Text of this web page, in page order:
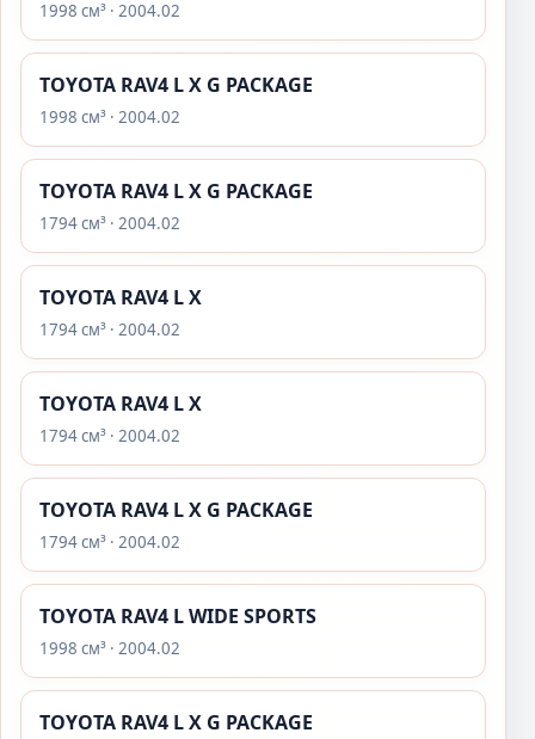
1998 см³ · 2004.02
TOYOTA RAV4 L X G PACKAGE
1998 см³ · 2004.02
TOYOTA RAV4 L X G PACKAGE
1794 см³ · 2004.02
TOYOTA RAV4 L X
1794 см³ · 2004.02
TOYOTA RAV4 L X
1794 см³ · 2004.02
TOYOTA RAV4 L X G PACKAGE
1794 см³ · 2004.02
TOYOTA RAV4 L WIDE SPORTS
1998 см³ · 2004.02
TOYOTA RAV4 L X G PACKAGE